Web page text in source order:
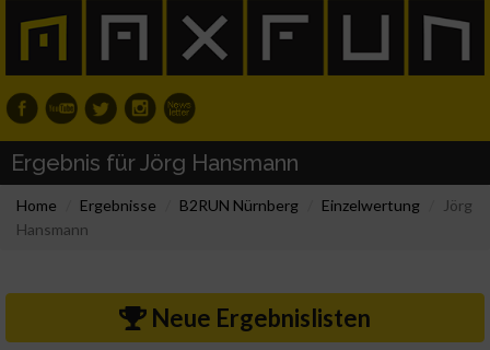
Ergebnis für Jörg Hansmann
Home Ergebnisse B2RUN Nürnberg Einzelwertung
Jörg
Hansmann
Neue Ergebnislisten